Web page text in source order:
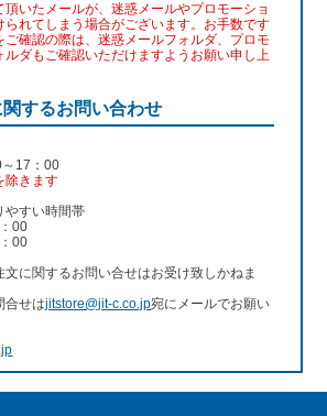
頂いたメールが、迷惑メールやプロモーショ
られてしまう場合がございます。お手数です
ご確認の際は、迷惑メールフォルダ、プロモ
ルダもご確認いただけますようお願い申し上
するお問い合わせ
～17：00
除きます
やすい時間帯
00
00
文に関するお問い合せはお受け致しかねま
合せはjitstore@jit-c.co.jp宛にメールでお願い